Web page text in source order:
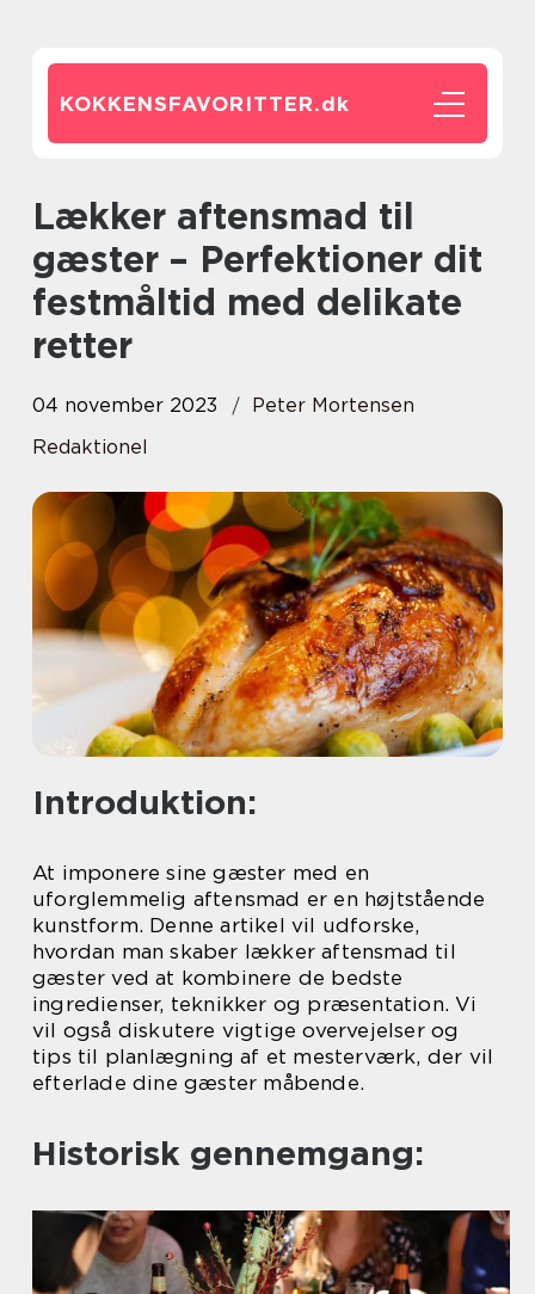
KOKKENSFAVORITTER.dk
Lækker aftensmad til
gæster – Perfektioner dit
festmåltid med delikate
retter
04 november 2023
Peter Mortensen
Redaktionel
Introduktion:
At imponere sine gæster med en
uforglemmelig aftensmad er en højtstående
kunstform. Denne artikel vil udforske,
hvordan man skaber lækker aftensmad til
gæster ved at kombinere de bedste
ingredienser, teknikker og præsentation. Vi
vil også diskutere vigtige overvejelser og
tips til planlægning af et mesterværk, der vil
efterlade dine gæster måbende.
Historisk gennemgang: